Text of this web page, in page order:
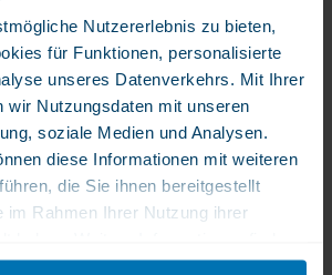
Nutzererlebnis zu bieten,
für Funktionen, personalisierte
unseres Datenverkehrs. Mit Ihrer
wir Nutzungsdaten mit unseren
soziale Medien und Analysen.
diese Informationen mit weiteren
die Sie ihnen bereitgestellt
im Rahmen Ihrer Nutzung ihrer
Produktmerkmale